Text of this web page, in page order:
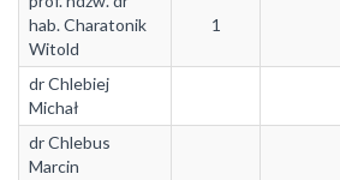
hab. Charatonik
Witold
1
dr Chlebiej
Michał
dr Chlebus
Marcin